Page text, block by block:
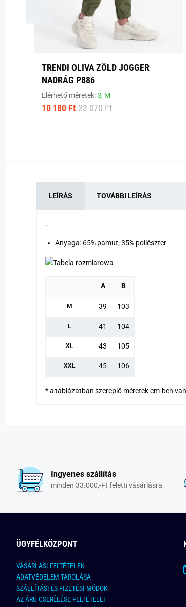
TRENDI OLIVA ZÖLD JOGGER
NADRÁG P886
Elérhető méretek:S, M
10 180 Ft 23 070 Ft
LEÍRÁS TOVÁBBI LEÍRÁS
.
Anyaga: 65% pamut, 35% poliészter
A B
M 39 103
L 41 104
XL 43 105
XXL 45 106
* a táblázatban szereplő méretek cm-ben
Ingyenes szállítás
minden 33.000,-Ft feletti vásárlásra
ÜGYFÉLKÖZPONT
VÁSARLÁSI FELTÉTELEK
ADATVÉDELEM TÁROLÁSA
SZÁLLÍTÁSI ÉS FIZETÉSI MÓDOK
AZ ÁRU CSERÉLÉSE FELTÉTELEI